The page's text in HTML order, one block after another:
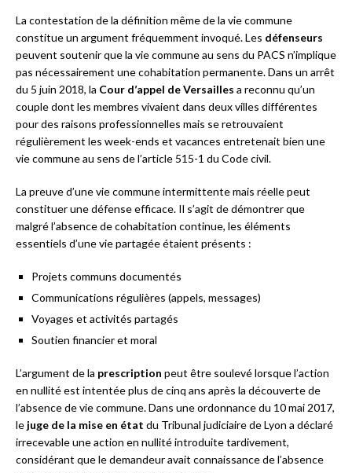
La contestation de la définition même de la vie commune
constitue un argument fréquemment invoqué. Les défenseurs
peuvent soutenir que la vie commune au sens du PACS n’implique
pas nécessairement une cohabitation permanente. Dans un arrêt
du 5 juin 2018, la Cour d’appel de Versailles a reconnu qu’un
couple dont les membres vivaient dans deux villes différentes
pour des raisons professionnelles mais se retrouvaient
régulièrement les week-ends et vacances entretenait bien une
vie commune au sens de l’article 515-1 du Code civil.
La preuve d’une vie commune intermittente mais réelle peut
constituer une défense efficace. Il s’agit de démontrer que
malgré l’absence de cohabitation continue, les éléments
essentiels d’une vie partagée étaient présents :
Projets communs documentés
Communications régulières (appels, messages)
Voyages et activités partagés
Soutien financier et moral
L’argument de la prescription peut être soulevé lorsque l’action
en nullité est intentée plus de cinq ans après la découverte de
l’absence de vie commune. Dans une ordonnance du 10 mai 2017,
le juge de la mise en état du Tribunal judiciaire de Lyon a déclaré
irrecevable une action en nullité introduite tardivement,
considérant que le demandeur avait connaissance de l’absence